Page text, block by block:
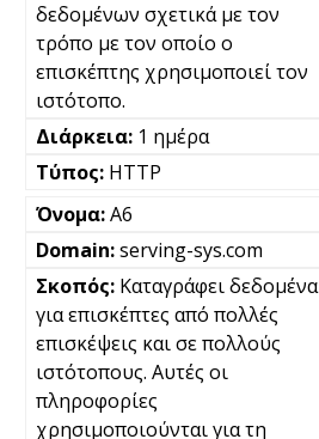
δεδομένων σχετικά με τον
τρόπο με τον οποίο ο
επισκέπτης χρησιμοποιεί τον
ιστότοπο.
1 ημέρα
HTTP
A6
serving-sys.com
Καταγράφει δεδομένα
για επισκέπτες από πολλές
επισκέψεις και σε πολλούς
ιστότοπους. Αυτές οι
πληροφορίες
χρησιμοποιούνται για τη